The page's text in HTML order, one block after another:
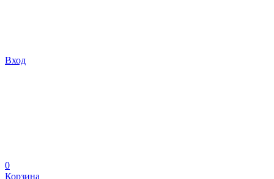
Вход
0
Корзина